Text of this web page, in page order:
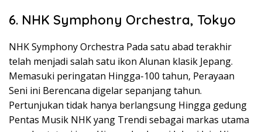
6. NHK Symphony Orchestra, Tokyo
NHK Symphony Orchestra Pada satu abad terakhir
telah menjadi salah satu ikon Alunan klasik Jepang.
Memasuki peringatan Hingga-100 tahun, Perayaan
Seni ini Berencana digelar sepanjang tahun.
Pertunjukan tidak hanya berlangsung Hingga gedung
Pentas Musik NHK yang Trendi sebagai markas utama